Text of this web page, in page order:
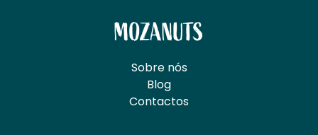
MOZANUTS
Sobre nós
Blog
Contactos